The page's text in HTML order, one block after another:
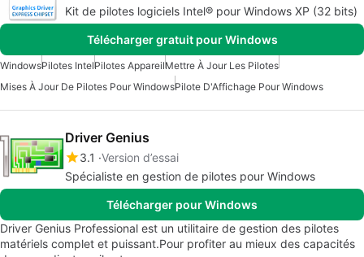
Kit de pilotes logiciels Intel® pour Windows XP (32 bits)
Télécharger gratuit pour Windows
WindowsPilotes IntelPilotes AppareilMettre À Jour Les Pilotes
Mises À Jour De Pilotes Pour WindowsPilote D'Affichage Pour Windows
Driver Genius
3.1 Version d’essai
Spécialiste en gestion de pilotes pour Windows
Télécharger pour Windows
Driver Genius Professional est un utilitaire de gestion des pilotes
matériels complet et puissant.Pour profiter au mieux des capacités